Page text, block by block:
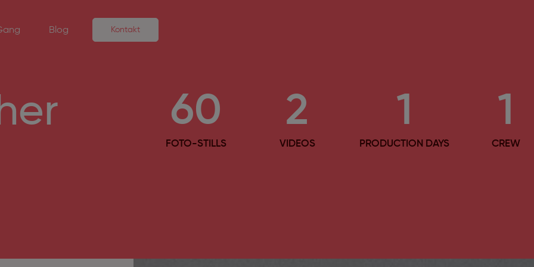
Blog Kontakt
60
FOTO-STILLS
2
VIDEOS
1
PRODUCTION DAYS
1
CREW